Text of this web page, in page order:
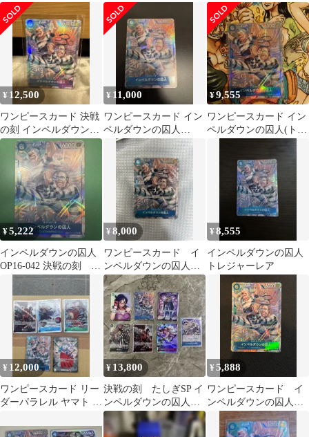
OP16-042
OP16-042
OP16-042 トレジャーレ
ア TR
¥ 12,500
ワンピースカード 決戦
の刻 インペルダウンの
囚人 パラレルTR
¥ 11,000
ワンピースカード イン
ペルダウンの囚人
OP16-042
¥9,555
ワンピースカード イン
ペルダウンの囚人(トレ
¥5,222
インペルダウンの囚人
OP16-042 決戦の刻 美
¥8,000
ワンピースカード イ
ンペルダウンの囚人パ
ラレル、Mr.3 SRなど
¥8,555
インペルダウンの囚人
トレジャーレア
¥ 12,000
ワンピースカード リー
ダーパラレル ヤマト イ
¥ 13,800
決戦の刻 たしぎSP イ
ンペルダウンの囚人TR
等7枚まとめ売り
¥5,888
ワンピースカード イ
ンペルダウンの囚人
TR 決戦の刻 トレジャ
ーレア op16-042